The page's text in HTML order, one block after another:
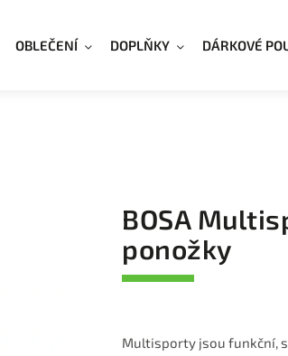
OBLEČENÍ DOPLŇKY DÁRKOVÉ
BOSA
ponožky
Multisporty jsou funkční,